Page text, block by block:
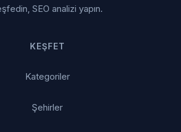
SEO analizi yapın.
KEŞFET
Kategoriler
Şehirler